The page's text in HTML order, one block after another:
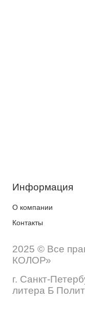
Информация
О компании
Контакты
2025 © Все
КОЛОР»
г. Санкт-
литера Б